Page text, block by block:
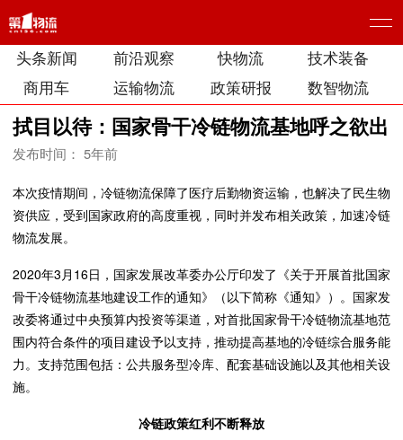
头条新闻 前沿观察 快物流
技术装备
商用车
运输物流 政策研报 数智物流
拭目以待：国家骨干冷链物流基地呼之欲出
发布时间： 5年前
本次疫情期间，冷链物流保障了医疗后勤物资运输，也解决了民生物
资供应，受到国家政府的高度重视，同时并发布相关政策，加速冷链
物流发展。
2020年3月16日，国家发展改革委办公厅印发了《关于开展首批国家
骨干冷链物流基地建设工作的通知》（以下简称《通知》）。国家发
改委将通过中央预算内投资等渠道，对首批国家骨干冷链物流基地范
围内符合条件的项目建设予以支持，推动提高基地的冷链综合服务能
力。支持范围包括：公共服务型冷库、配套基础设施以及其他相关设
施。
冷链政策红利不断释放